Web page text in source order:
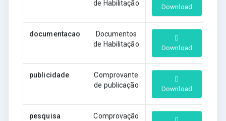
de Habilitação Download
documentacao
Documentos
de Habilitação
Download
publicidade
Comprovante
de publicação
Download
pesquisa
Comprovação